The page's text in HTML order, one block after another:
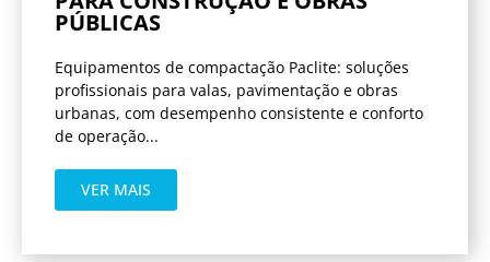
PÚBLICAS
Equipamentos de compactação Paclite: soluções
profissionais para valas, pavimentação e obras
urbanas, com desempenho consistente e conforto
de operação...
VER MAIS